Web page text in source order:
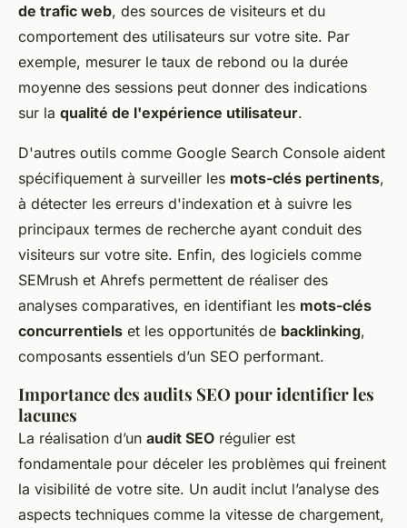
de trafic web, des sources de visiteurs et du
comportement des utilisateurs sur votre site. Par
exemple, mesurer le taux de rebond ou la durée
moyenne des sessions peut donner des indications
sur la qualité de l'expérience utilisateur.
D'autres outils comme Google Search Console aident
spécifiquement à surveiller les mots-clés pertinents,
à détecter les erreurs d'indexation et à suivre les
principaux termes de recherche ayant conduit des
visiteurs sur votre site. Enfin, des logiciels comme
SEMrush et Ahrefs permettent de réaliser des
analyses comparatives, en identifiant les mots-clés
concurrentiels et les opportunités de backlinking,
composants essentiels d’un SEO performant.
Importance des audits SEO pour identifier les
lacunes
La réalisation d’un audit SEO régulier est
fondamentale pour déceler les problèmes qui freinent
la visibilité de votre site. Un audit inclut l’analyse des
aspects techniques comme la vitesse de chargement,